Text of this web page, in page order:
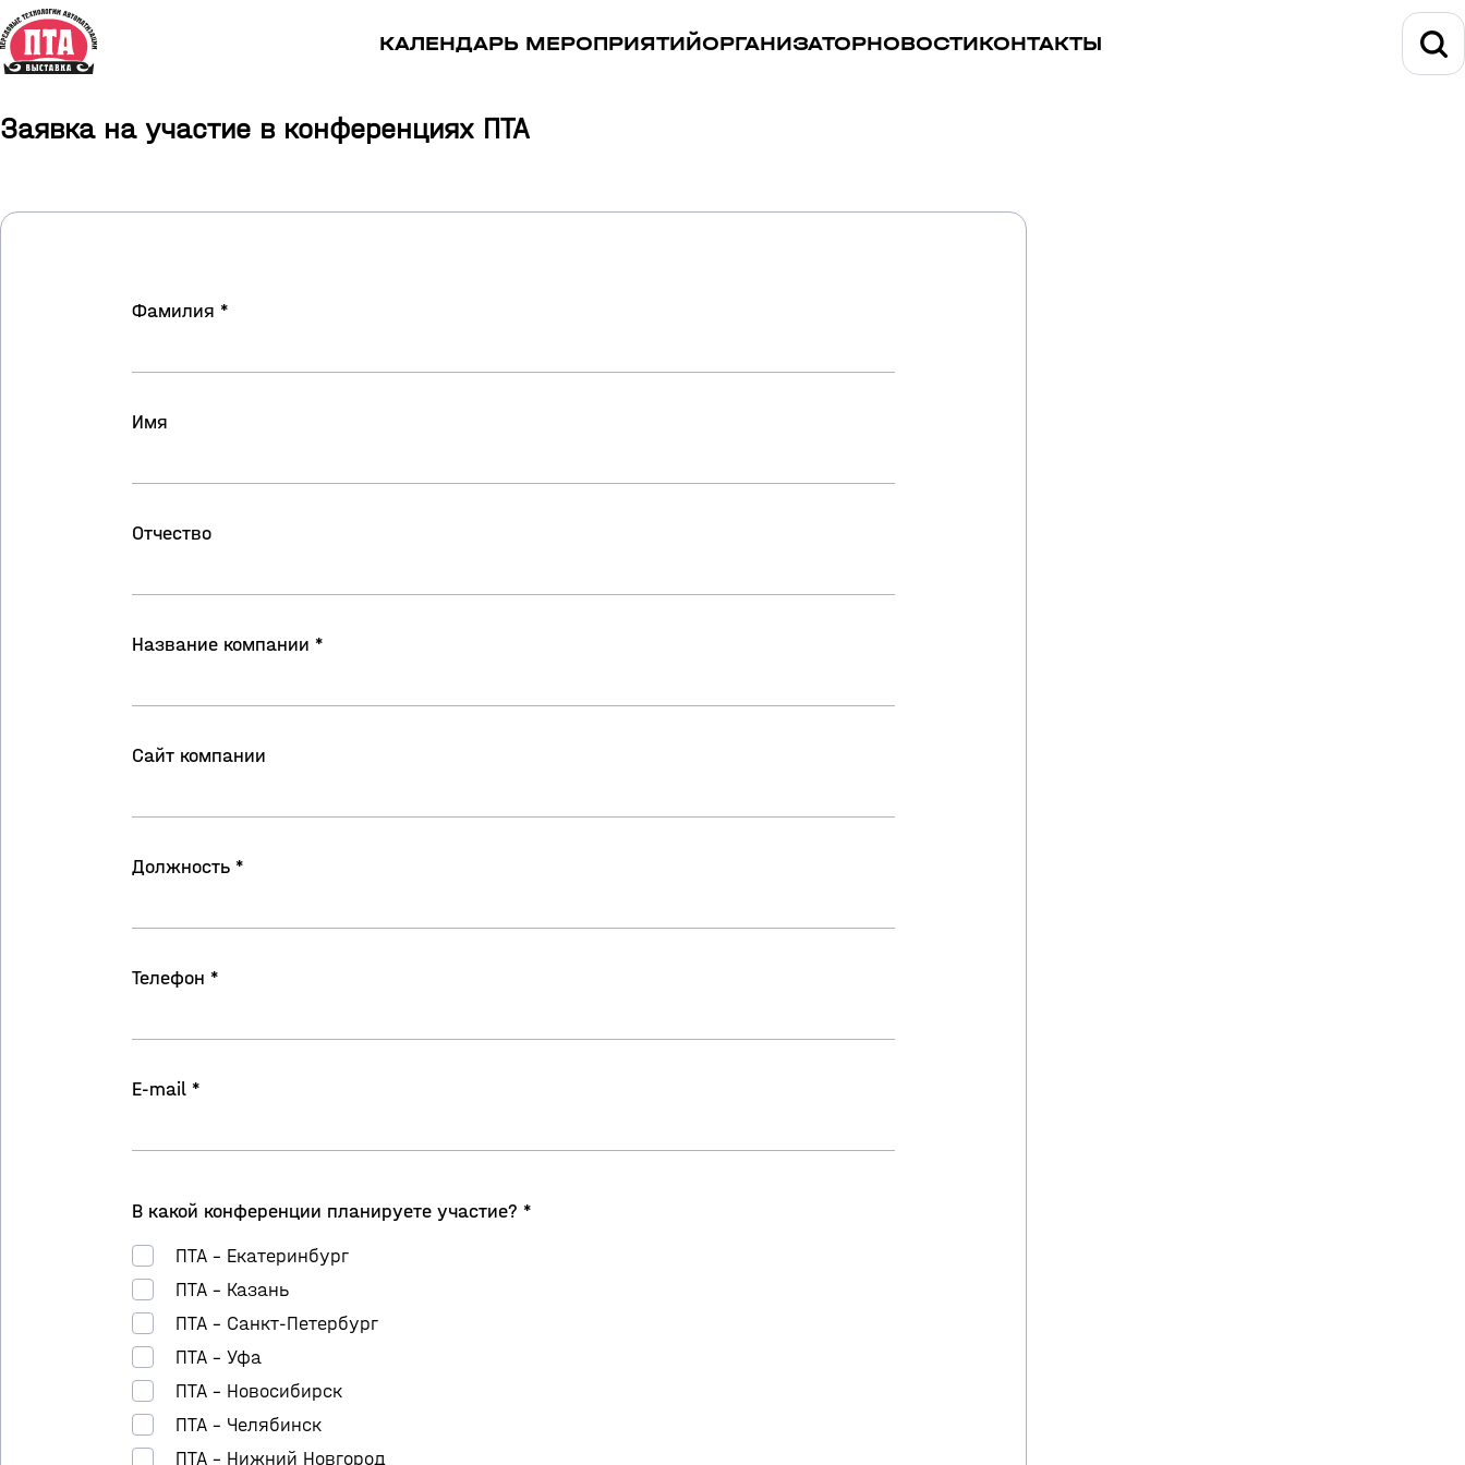
КАЛЕНДАРЬ МЕРОПРИЯТИЙОРГАНИЗАТОРНОВОСТИКОНТАКТЫ
Заявка на участие в конференциях ПТА
Фамилия *
Имя
Отчество
Название компании *
Сайт компании
Должность *
Телефон *
E-mail *
В какой конференции планируете участие? *
ПТА – Екатеринбург
ПТА – Казань
ПТА – Санкт-Петербург
ПТА – Уфа
ПТА – Новосибирск
ПТА – Челябинск
ПТА – Нижний Новгород